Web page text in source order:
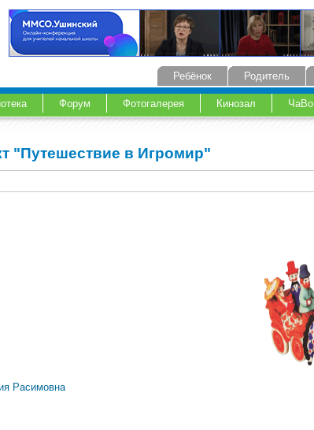
Родитель
Ребёнок
Форум Фотогалерея Кинозал
ЧаВо
"Путешествие в Игромир"
Расимовна